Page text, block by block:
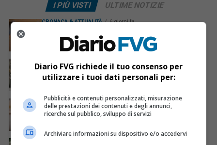
I PIÙ VISTI ULTIME NOTIZIE
CRONACA & ATTUALITÀ 6 giorni fa
dietro il lusso un traffico di droga da milioni
Acqua da usare con cautela nell’Udinese: ecco tutte
le frazioni sotto osservazione
CRONACA & ATTUALITÀ 3 giorni fa
Mattia Ranghetti muore a 29 anni dopo la
folgorazione alle Ferriere Nord di Osoppo
Diario FVG richiede il tuo consenso per
utilizzare i tuoi dati personali per:
Pubblicità e contenuti personalizzati, misurazione
delle prestazioni dei contenuti e degli annunci,
ricerche sul pubblico, sviluppo di servizi
Archiviare informazioni su dispositivo e/o accedervi